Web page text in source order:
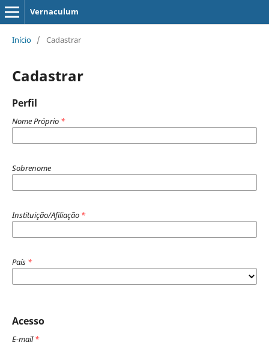
Vernaculum
Início / Cadastrar
Cadastrar
Perfil
Nome Próprio *
Sobrenome
Instituição/Afiliação *
País *
Acesso
E-mail*